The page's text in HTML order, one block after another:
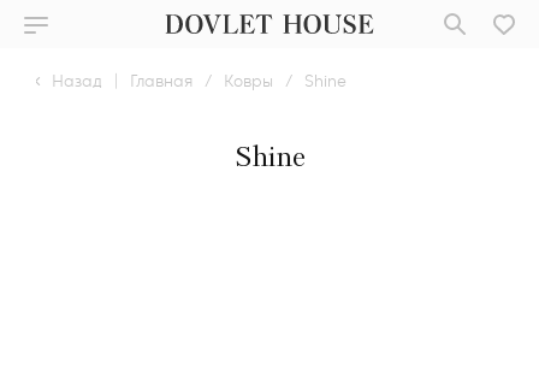
Назад | Главная / Ковры / Shine
Shine